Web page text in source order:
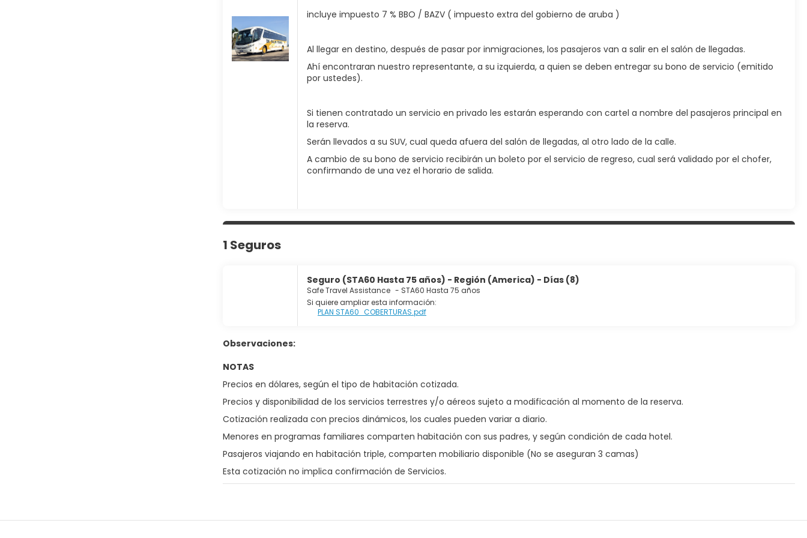
incluye impuesto 7 % BBO / BAZV ( impuesto extra del gobierno de aruba )
Al llegar en destino, después de pasar por inmigraciones, los pasajeros van a salir en el salón de llegadas.
Ahí encontraran nuestro representante, a su izquierda, a quien se deben entregar su bono de servicio (emitido
por ustedes).
Si tienen contratado un servicio en privado les estarán esperando con cartel a nombre del pasajeros principal en
la reserva.
Serán llevados a su SUV, cual queda afuera del salón de llegadas, al otro lado de la calle.
A cambio de su bono de servicio recibirán un boleto por el servicio de regreso, cual será validado por el chofer,
confirmando de una vez el horario de salida.
1 Seguros
Seguro (STA60 Hasta 75 años) - Región (America) - Días (8)
Safe Travel Assistance - STA60 Hasta 75 años
Si quiere ampliar esta información:
PLAN STA60_COBERTURAS.pdf
Observaciones:
NOTAS
Precios en dólares, según el tipo de habitación cotizada.
Precios y disponibilidad de los servicios terrestres y/o aéreos sujeto a modificación al momento de la reserva.
Cotización realizada con precios dinámicos, los cuales pueden variar a diario.
Menores en programas familiares comparten habitación con sus padres, y según condición de cada hotel.
Pasajeros viajando en habitación triple, comparten mobiliario disponible (No se aseguran 3 camas)
Esta cotización no implica confirmación de Servicios.